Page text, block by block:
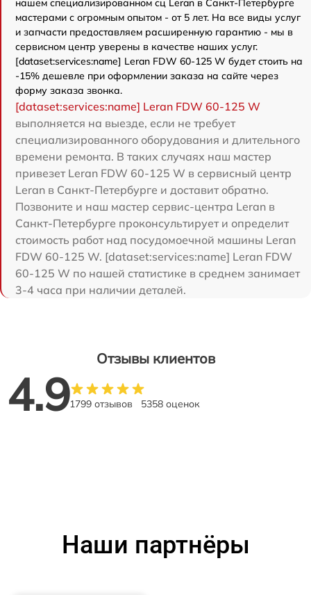
нашем специализированном сц Leran в Санкт-Петербурге
мастерами с огромным опытом - от 5 лет. На все виды услуг
и запчасти предоставляем расширенную гарантию - мы в
сервисном центр уверены в качестве наших услуг.
[dataset:services:name] Leran FDW 60-125 W будет стоить на
-15% дешевле при оформлении заказа на сайте через
форму заказа звонка.
[dataset:services:name] Leran FDW 60-125 W
выполняется на выезде, если не требует
специализированного оборудования и длительного
времени ремонта. В таких случаях наш мастер
привезет Leran FDW 60-125 W в сервисный центр
Leran в Санкт-Петербурге и доставит обратно.
Позвоните и наш мастер сервис-центра Leran в
Санкт-Петербурге проконсультирует и определит
стоимость работ над посудомоечной машины Leran
FDW 60-125 W. [dataset:services:name] Leran FDW
60-125 W по нашей статистике в среднем занимает
3-4 часа при наличии деталей.
Отзывы клиентов
4.91799 отзывов 5358 оценок
Наши партнёры